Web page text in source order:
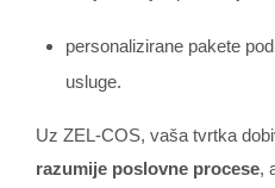
personalizirane pakete
usluge.
Uz ZEL-COS, vaša tvrtka
razumije poslovne procese,